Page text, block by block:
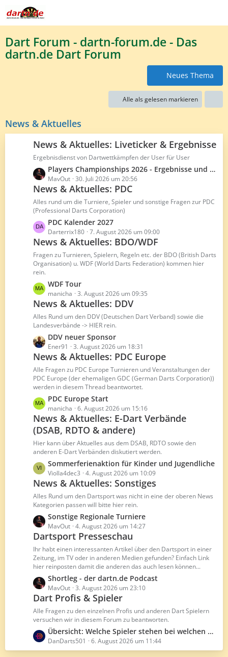
Dart Forum - dartn-forum.de - Das
dartn.de Dart Forum
Neues Thema
Alle als gelesen markieren
News & Aktuelles
News & Aktuelles: Liveticker & Ergebnisse
Ergebnisdienst von Dartwettkämpfen der User für User
L
e
t
z
t
e
B
e
i
t
r
ä
g
e
Players Championships 2026 - Ergebnisse und Averages
MavOut 30. Juli 2026 um 20:56
News & Aktuelles: PDC
Alles rund um die Turniere, Spieler und sonstige Fragen zur PDC
(Professional Darts Corporation)
L
e
t
z
t
e
B
e
i
t
r
ä
g
e
PDC Kalender 2027
Darterrix180 7. August 2026 um 09:00
News & Aktuelles: BDO/WDF
Fragen zu Turnieren, Spielern, Regeln etc. der BDO (British Darts
Organisation) u. WDF (World Darts Federation) kommen hier
rein.
L
e
t
z
t
e
B
e
i
t
r
ä
g
e
WDF Tour
manicha 3. August 2026 um 09:35
News & Aktuelles: DDV
Alles Rund um den DDV (Deutschen Dart Verband) sowie die
Landesverbände -> HIER rein.
L
e
t
z
t
e
B
e
i
t
r
ä
e
DDV neuer Sponsor
Ener91 3. August 2026 um 18:31
News & Aktuelles: PDC Europe
Alle Fragen zu PDC Europe Turnieren und Veranstaltungen der
PDC Europe (der ehemaligen GDC (German Darts Corporation))
werden in diesem Thread beantwortet.
L
e
t
z
t
e
B
e
i
r
g
e
PDC Europe Start
manicha 6. August 2026 um 15:16
News & Aktuelles: E-Dart Verbände
(DSAB, RDTO & andere)
Hier kann über Aktuelles aus dem DSAB, RDTO sowie den
anderen E-Dart Verbänden diskutiert werden.
L
e
t
z
t
e
B
e
i
t
r
ä
g
e
Sommerferienaktion für Kinder und Jugendliche
Violla4dec3 4. August 2026 um 10:09
News & Aktuelles: Sonstiges
Alles Rund um den Dartsport was nicht in eine der oberen News
Kategorien passen will bitte hier rein.
L
e
t
z
t
e
B
e
i
t
r
ä
g
e
Sonstige Regionale Turniere
MavOut 4. August 2026 um 14:27
Dartsport Presseschau
Ihr habt einen interessanten Artikel über den Dartsport in einer
Zeitung, im TV oder in anderen Medien gefunden? Einfach Link
hier reinposten damit die anderen das auch lesen können...
L
e
t
z
t
e
B
e
Shortleg - der dartn.de Podcast
MavOut 3. August 2026 um 23:10
Dart Profis & Spieler
Alle Fragen zu den einzelnen Profis und anderen Dart Spielern
versuchen wir in diesem Forum zu beantworten.
L
e
t
Übersicht: Welche Spieler stehen bei welchen Herstellern unter Vertrag
DanDarts501 6. August 2026 um 11:44